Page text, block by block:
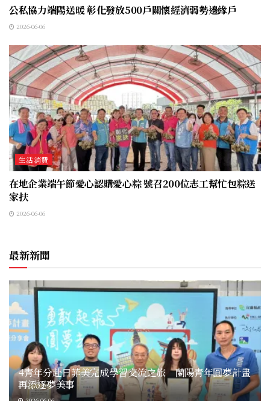
公私協力端陽送暖 彰化發放500戶關懷經濟弱勢邊緣戶
2026-06-06
生活消費
在地企業端午節愛心認購愛心粽 號召200位志工幫忙包粽送
家扶
2026-06-06
最新新聞
4青年分赴日菲美完成學習交流之旅 蘭陽青年圓夢計畫
再添逐夢美事